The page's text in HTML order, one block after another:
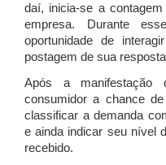
daí, inicia-se a
empresa. Durante
oportunidade de
postagem de sua
Após a manifestação
consumidor a chance
classificar a demanda
e ainda indicar seu nível
recebido.